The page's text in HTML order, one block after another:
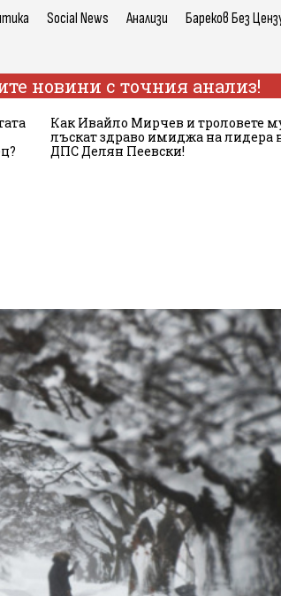
Social News Анализи Бареков Без
новини с точния анализ!
Как Ивайло Мирчев и троловете
лъскат здраво имиджа на лидера
ДПС Делян Пеевски!